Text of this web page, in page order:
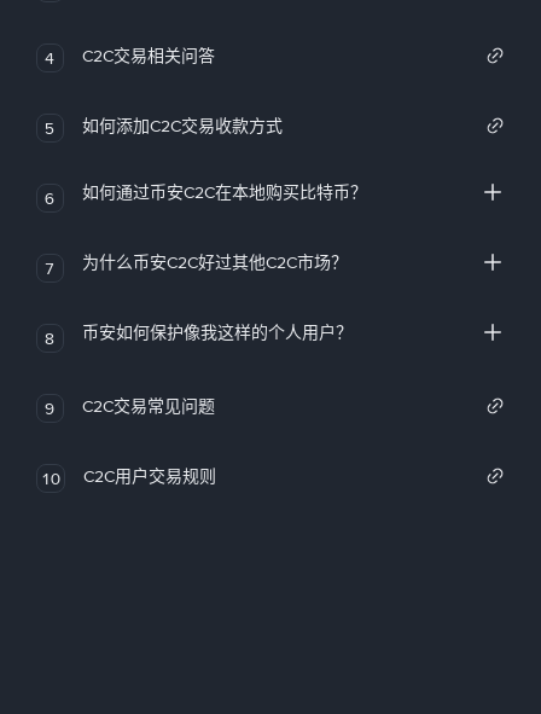
4 C2C交易相关问答
5 如何添加C2C交易收款方式
6 如何通过币安C2C在本地购买比特币？
7 为什么币安C2C好过其他C2C市场？
8 币安如何保护像我这样的个人用户？
9 C2C交易常见问题
10 C2C用户交易规则